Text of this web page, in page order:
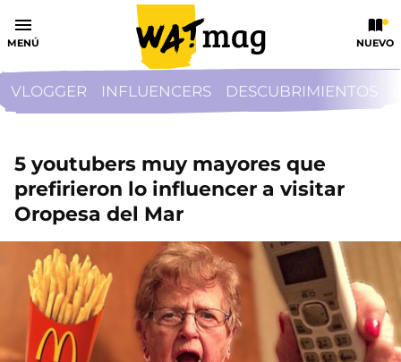
MENÚ NUEVO
VLOGGER INFLUENCERS DESCUBRIMIENTOS
5 youtubers muy mayores que
prefirieron lo influencer a visitar
Oropesa del Mar